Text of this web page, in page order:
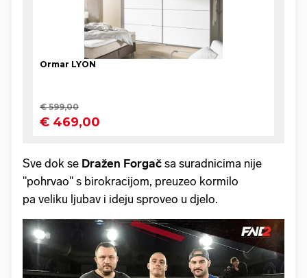
Sve dok se Dražen Forgač sa suradnicima nije
"pohrvao" s birokracijom, preuzeo kormilo
pa veliku ljubav i ideju sproveo u djelo.